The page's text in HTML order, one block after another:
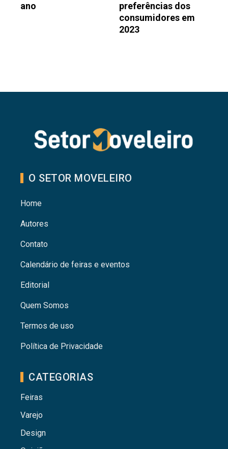
ano
preferências dos
consumidores em
2023
O SETOR MOVELEIRO
Home
Autores
Contato
Calendário de feiras e eventos
Editorial
Quem Somos
Termos de uso
Política de Privacidade
CATEGORIAS
Feiras
Varejo
Design